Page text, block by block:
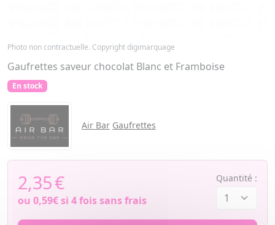
Photo non contractuelle. Copyright digimarquage
Gaufrettes saveur chocolat Blanc et Framboise
En stock
Air Bar Gaufrettes
2,35€
ou 0,59€si 4 fois sans frais
Quantité :